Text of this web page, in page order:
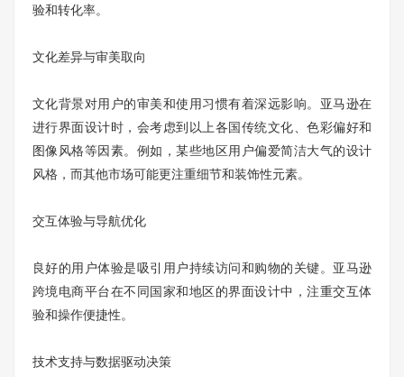
验和转化率。
文化差异与审美取向
文化背景对用户的审美和使用习惯有着深远影响。亚马逊在
进行界面设计时，会考虑到以上各国传统文化、色彩偏好和
图像风格等因素。例如，某些地区用户偏爱简洁大气的设计
风格，而其他市场可能更注重细节和装饰性元素。
交互体验与导航优化
良好的用户体验是吸引用户持续访问和购物的关键。亚马逊
跨境电商平台在不同国家和地区的界面设计中，注重交互体
验和操作便捷性。
技术支持与数据驱动决策